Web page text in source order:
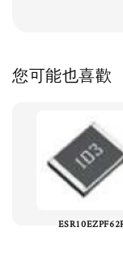
您可能也喜歡